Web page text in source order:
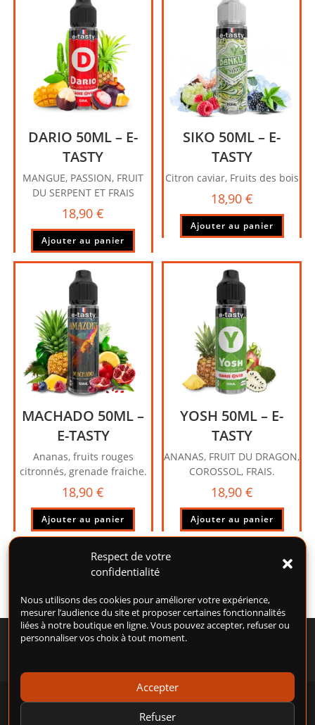
Respect de votre
confidentialité
Nous utilisons des cookies pour améliorer votre expérience,
mesurer l’audience du site et proposer certaines fonctionnalités
liées à notre boutique en ligne. Vous pouvez accepter, refuser ou
personnaliser vos choix à tout moment.
Accepter
Refuser
DARIO 50ML – E-
TASTY
MANGUE, PASSION, FRUIT
DU SERPENT ET FRAIS
18,90€
Ajouter au panier
SIKO 50ML – E-
TASTY
Citron caviar, Fruits des bois
18,90 €
Ajouter au panier
MACHADO 50ML –
E-TASTY
Ananas, fruits rouges
citronnés, grenade fraiche.
18,90€
Ajouter au panier
YOSH 50ML – E-
TASTY
ANANAS, FRUIT DU DRAGON,
COROSSOL, FRAIS.
18,90 €
Ajouter au panier
POLITIQUE DE COOKIES (UE)
CONDITIONS GÉNÉRALES D’UTILISATION (CGU)